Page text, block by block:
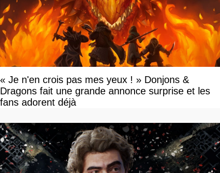
« Je n'en crois pas mes yeux ! » Donjons &
Dragons fait une grande annonce surprise et les
fans adorent déjà